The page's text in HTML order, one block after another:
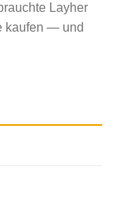
Layher
kaufen — und